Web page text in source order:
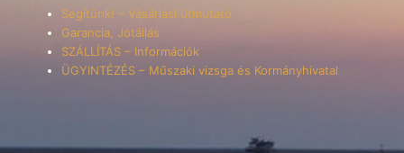
Segítünk! – Vásárlási útmutató
Garancia, Jótállás
SZÁLLÍTÁS – Információk
ÜGYINTÉZÉS – Műszaki vizsga és Kormányhivatal